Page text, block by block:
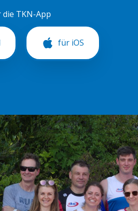
die TKN-App
für iOS